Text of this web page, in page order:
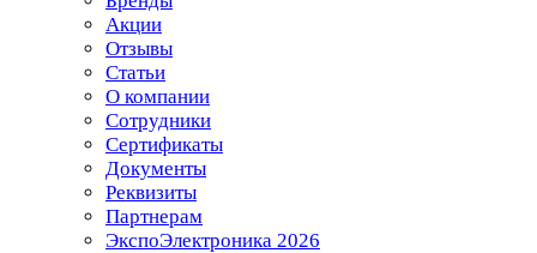
Акции
Отзывы
Статьи
О компании
Сотрудники
Сертификаты
Документы
Реквизиты
Партнерам
ЭкспоЭлектроника 2026